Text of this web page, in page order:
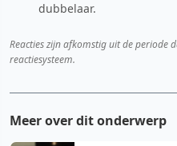
dubbelaar.
Reacties zijn afkomstig uit de periode
reactiesysteem.
Meer over dit onderwerp